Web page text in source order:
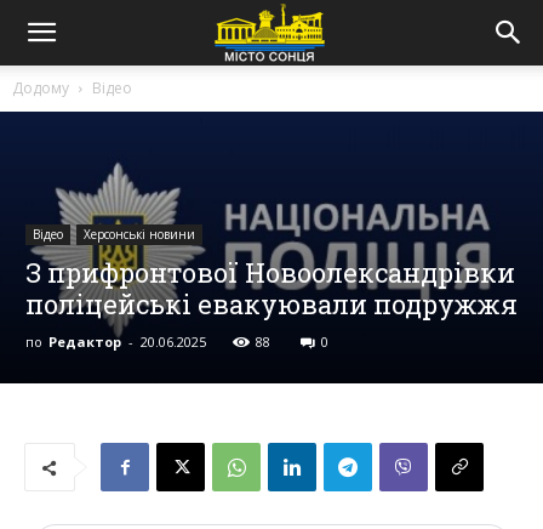
Додому Відео
Відео Херсонські новини
З прифронтової Новоолександрівки
поліцейські евакуювали подружжя
по Редактор - 20.06.2025 88 0